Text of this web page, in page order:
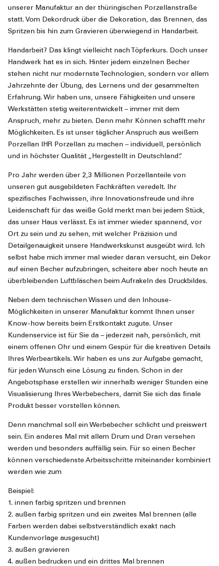
unserer Manufaktur an der thüringischen Porzellanstraße
statt. Vom Dekordruck über die Dekoration, das Brennen, das
Spritzen bis hin zum Gravieren überwiegend in Handarbeit.
Handarbeit? Das klingt vielleicht nach Töpferkurs. Doch unser
Handwerk hat es in sich. Hinter jedem einzelnen Becher
stehen nicht nur modernste Technologien, sondern vor allem
Jahrzehnte der Übung, des Lernens und der gesammelten
Erfahrung. Wir haben uns, unsere Fähigkeiten und unsere
Werkstätten stetig weiterentwickelt – immer mit dem
Anspruch, mehr zu bieten. Denn mehr Können schafft mehr
Möglichkeiten. Es ist unser täglicher Anspruch aus weißem
Porzellan IHR Porzellan zu machen – individuell, persönlich
und in höchster Qualität „Hergestellt in Deutschland“.
Pro Jahr werden über 2,3 Millionen Porzellanteile von
unseren gut ausgebildeten Fachkräften veredelt. Ihr
spezifisches Fachwissen, ihre Innovationsfreude und ihre
Leidenschaft für das weiße Gold merkt man bei jedem Stück,
das unser Haus verlässt. Es ist immer wieder spannend, vor
Ort zu sein und zu sehen, mit welcher Präzision und
Detailgenauigkeit unsere Handwerkskunst ausgeübt wird. Ich
selbst habe mich immer mal wieder daran versucht, ein Dekor
auf einen Becher aufzubringen, scheitere aber noch heute an
überbleibenden Luftbläschen beim Aufrakeln des Druckbildes.
Neben dem technischen Wissen und den Inhouse-
Möglichkeiten in unserer Manufaktur kommt Ihnen unser
Know-how bereits beim Erstkontakt zugute. Unser
Kundenservice ist für Sie da – jederzeit nah, persönlich, mit
einem offenen Ohr und einem Gespür für die kreativen Details
Ihres Werbeartikels. Wir haben es uns zur Aufgabe gemacht,
für jeden Wunsch eine Lösung zu finden. Schon in der
Angebotsphase erstellen wir innerhalb weniger Stunden eine
Visualisierung Ihres Werbebechers, damit Sie sich das finale
Produkt besser vorstellen können.
Denn manchmal soll ein Werbebecher schlicht und preiswert
sein. Ein anderes Mal mit allem Drum und Dran versehen
werden und besonders auffällig sein. Für so einen Becher
können verschiedenste Arbeitsschritte miteinander kombiniert
werden wie zum
Beispiel:
1. innen farbig spritzen und brennen
2. außen farbig spritzen und ein zweites Mal brennen (alle
Farben werden dabei selbstverständlich exakt nach
Kundenvorlage ausgesucht)
3. außen gravieren
4. außen bedrucken und ein drittes Mal brennen